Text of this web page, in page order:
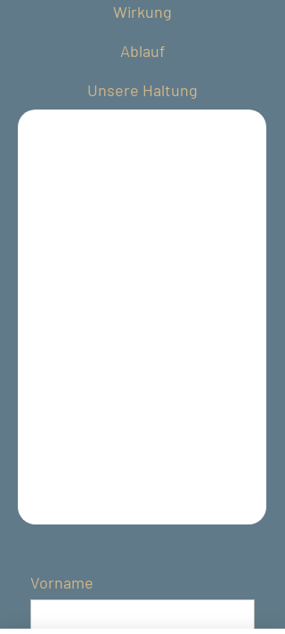
Wirkung
Ablauf
Unsere Haltung
Vorname